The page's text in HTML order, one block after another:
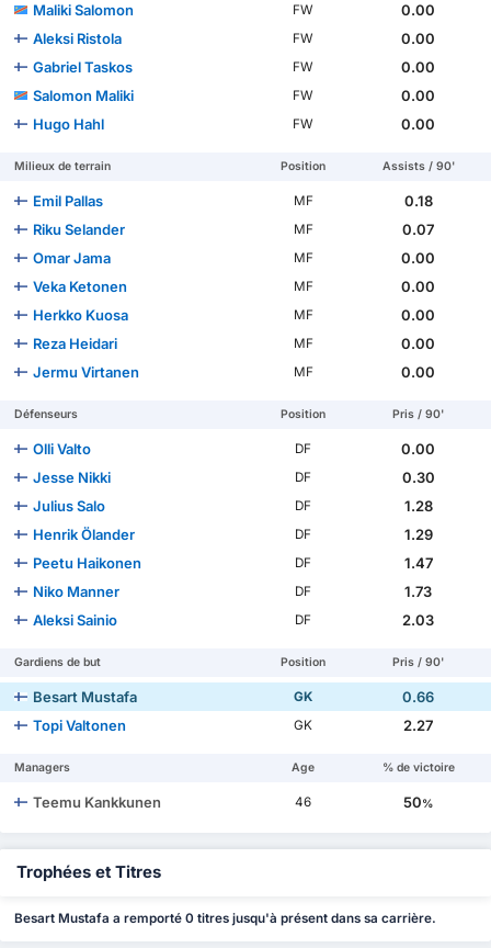
Maliki Salomon
FW
0.00
Aleksi Ristola
FW
0.00
Gabriel Taskos
FW
0.00
Salomon Maliki
FW
0.00
Hugo Hahl
FW 0.00
Milieux de terrain Position Assists / 90'
Emil Pallas MF
0.18
Riku Selander
MF
0.07
Omar Jama
MF
0.00
Veka Ketonen
MF
0.00
Herkko Kuosa
MF
0.00
Reza Heidari
MF
0.00
Jermu Virtanen
MF 0.00
Défenseurs Position Pris / 90'
Olli Valto DF
0.00
Jesse Nikki
DF
0.30
Julius Salo
DF
1.28
Henrik Ölander
DF
1.29
Peetu Haikonen
DF
1.47
Niko Manner
DF
1.73
Aleksi Sainio
DF 2.03
Gardiens de but Position Pris / 90'
Besart Mustafa GK
0.66
Topi Valtonen
GK 2.27
Managers Age % de victoire
Teemu Kankkunen 46 50%
Trophées et Titres
Besart Mustafa a remporté 0 titres jusqu'à présent dans sa carrière.